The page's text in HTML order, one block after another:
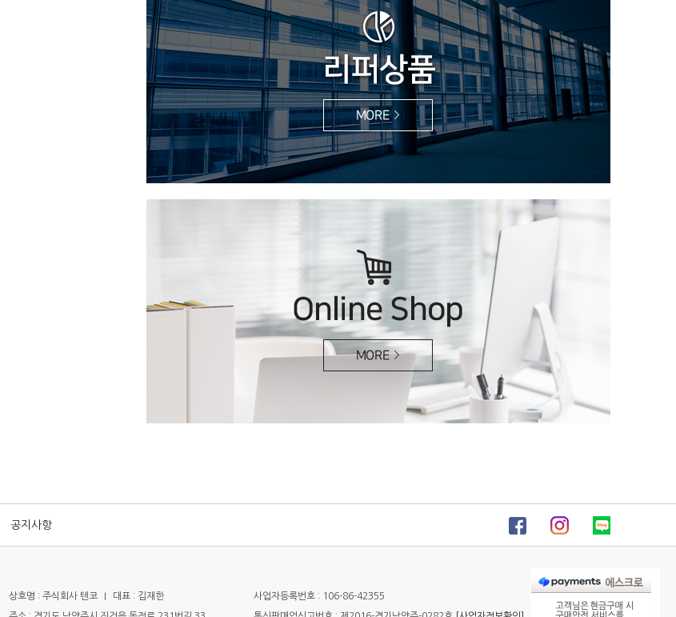
공지사항
상호명 : 주식회사 텐코 I 대표 : 김재한 사업자등록번호 : 106-86-42355